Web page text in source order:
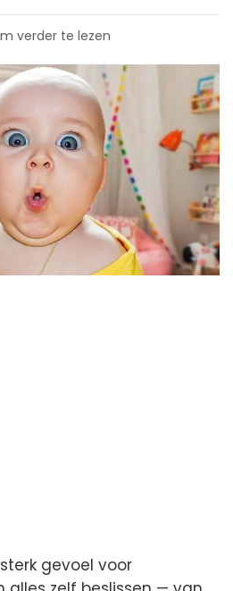
verder te lezen
gevoel voor